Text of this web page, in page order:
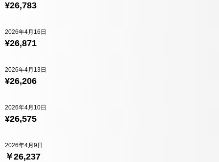
¥26,783
¥26,871
2026年4月16日
¥26,206
2026年4月13日
¥26,575
2026年4月10日
￥26,237
2026年4月9日